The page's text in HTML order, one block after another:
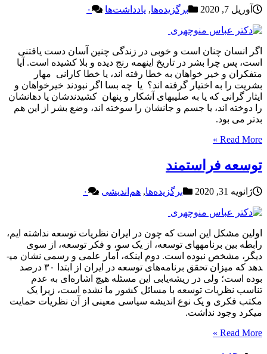
آوریل 7, 2020 برگزیده‌ها, یادداشت‌ها ۰
اگر انسان چنان است و خوبی در زندگی چنین آسان دست یافتنی
است، پس چرا بشر در تاریخ اینهمه رنج دیده و بلا کشیده است. آیا
متفکران و خیر خواهان به خطا رفته اند، یا خطا کارانی مهار
بشریت را به اختیار گرفته اند؟ یا چه بسا اگر نبودند خیرخواهان و
ایثار گرانی که یا به صلیبهای آشکار و پنهان کشیدندشان یا دهانشان
را دوخته اند، یا جسم و جانشان را سوخته اند، وضع بشر از این هم
بدتر می بود.
Read More »
توسعه فراستمند
ژانویه 31, 2020 برگزیده‌ها, هم‌اندیشی ۰
اولین مشکل این است که چون در ایران نظریات توسعه نداشته ایم،
رابطه بین برنامه­های توسعه، از یک سو، و فکر توسعه، از سوی
دیگر، مشخص نبوده است. دوم اینکه، آمار علمی و رسمی نشان می­
دهد که میزان تحقق برنامه­‌های توسعه در ایران از ابتدا ۳۰ درصد
بوده است؛ ولی در ریشه­‌یابی این مسئله هیچ اشاره‌­ای به عدم
تناسب نظریات توسعه با مسائل کشور ما نشده است، زیرا یک
مکتب فکری و یک نوع اندیشه سیاسی معینی از آن نظریات حمایت
می­کرد وجود نداشت.
Read More »